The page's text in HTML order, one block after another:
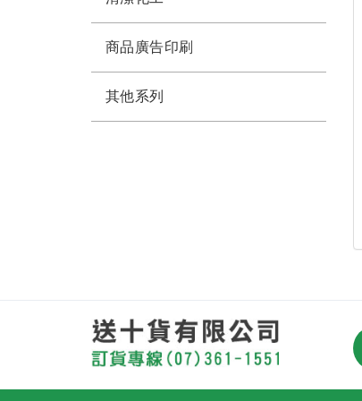
商品廣告印刷
其他系列